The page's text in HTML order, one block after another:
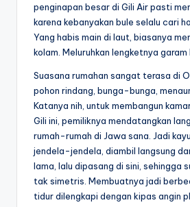
penginapan besar di Gili Air pasti
karena kebanyakan bule selalu cari
Yang habis main di laut, biasanya
kolam. Meluruhkan lengketnya garam
Suasana rumahan sangat terasa di
pohon rindang, bunga-bunga,
Katanya nih, untuk membangun
Gili ini, pemiliknya mendatangkan
rumah-rumah di Jawa sana. Jadi
jendela-jendela, diambil langsung
lama, lalu dipasang di sini, sehingga
tak simetris. Membuatnya jadi
tidur dilengkapi dengan kipas angin